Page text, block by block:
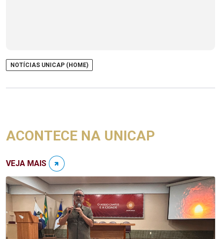
NOTÍCIAS UNICAP (HOME)
ACONTECE NA UNICAP
VEJA MAIS